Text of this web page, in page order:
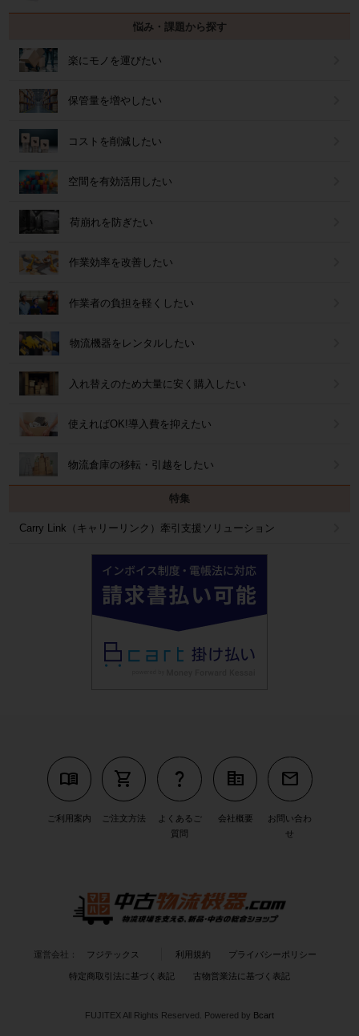
悩み・課題から探す
楽にモノを運びたい
保管量を増やしたい
コストを削減したい
空間を有効活用したい
荷崩れを防ぎたい
作業効率を改善したい
作業者の負担を軽くしたい
物流機器をレンタルしたい
入れ替えのため大量に安く購入したい
使えればOK!導入費を抑えたい
物流倉庫の移転・引越をしたい
特集
Carry Link（キャリーリンク）牽引支援ソリューション
menu_book
ご利用案内
shopping_cart
ご注文方法
question_mark
よくあるご
質問
corporate_fare
会社概要
mail
お問い合わ
せ
運営会社： フジテックス 利用規約 プライバシーポリシー
特定商取引法に基づく表記 古物営業法に基づく表記
FUJITEX All Rights Reserved. Powered by Bcart